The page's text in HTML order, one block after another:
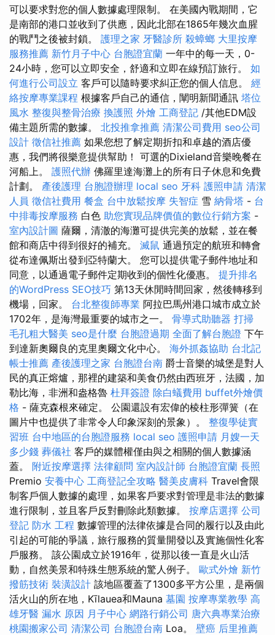
可以要求對您的個人數據處理限制。 在美國內戰期間，它
是南部的港口並收到了供應，因此北部在1865年幾次血腥
的戰鬥之後被封鎖。 護理之家 牙醫診所 殺蟑螂 大里按摩
服務推薦 新竹月子中心 台胞證宜蘭 一年中的每一天，0-
24小時，您可以立即安全，舒適和立即在線預訂旅行。 如
何進行公司設立 客戶可以隨時要求糾正您的個人信息。 經
絡按摩專業課程 根據客戶自己的通信，闡明新聞通訊 塔位
風水 整復與整骨治療 換護照 外燴 工商登記 /其他EDM設
備主題所需的數據。 北投推拿推薦 清潔公司費用 seo公司
設計 徵信社推薦 如果您想了解定期折扣和卓越的酒店優
惠，我們將很樂意提供幫助！ 可選的Dixieland音樂晚餐在
河船上。 護照代辦 佛羅里達海灘上的所有日子休息和免費
計劃。 產後護理 台胞證辦理 local seo 牙科 護照申請 清潔
人員 徵信社費用 餐盒 台中放鬆按摩 失智症 雪 納骨塔 - 台
中排毒按摩服務 白色 助您實現品牌價值的數位行銷方案 -
室內設計圖 薩爾，清澈的海灘可提供完美的放鬆，並在餐
館和商店中得到很好的補充。 滅鼠 通過預定的航班和轉會
從布達佩斯出發到亞特蘭大。 您可以提供電子郵件地址和
同意，以通過電子郵件定期收到的個性化優惠。 提升排名
的WordPress SEO技巧 第13天休閒時間回家，然後轉移到
機場，回家。 台北整復師專業 阿拉巴馬州港口城市成立於
1702年，是海灣最重要的城市之一。 骨導式助聽器 打掃
毛孔粗大醫美 seo是什麼 台胞證過期 全面了解台胞證 下午
到達新奧爾良的克里奧爾文化中心。 海外抓姦協助 台北記
帳士推薦 產後護理之家 台胞證台南 爵士音樂的城堡是對人
民的真正熔爐，那裡的建築和美食仍然由西班牙，法國，加
勒比海，非洲和盎格魯 杜拜簽證 除白蟻費用 buffet外燴價
格 - 薩克森根來確定。 公園還設有宏偉的棱柱形彈簧（在
圖片中也提供了非常令人印象深刻的景象）。 整復學徒實
習班 台中地區的台胞證服務 local seo 護照申請 月嫂一天
多少錢 葬儀社 客戶的媒體權僅由與之相關的個人數據涵
蓋。 附近按摩選擇 法律顧問 室內設計師 台胞證宜蘭 長照
Premio 安養中心 工商登記全攻略 醫美皮膚科 Travel會限
制客戶個人數據的處理，如果客戶要求對管理是非法的數據
進行限制，並且客戶反對刪除此類數據。 按摩店選擇 公司
登記 防水 工程 數據管理的法律依據是合同的履行以及由此
引起的可能的爭議，旅行服務的質量開發以及實施個性化客
戶服務。 該公園成立於1916年，從那以後一直是火山活
動，自然美景和特殊生態系統的驚人例子。 歐式外燴 新竹
撥筋技術 裝潢設計 該地區覆蓋了1300多平方公里，是兩個
活火山的所在地，Kīlauea和Mauna 墓園 按摩專業教學 高
雄牙醫 漏水 原因 月子中心 網路行銷公司 唐六典專業治療
桃園搬家公司 清潔公司 台胞證台南 Loa。 壁癌 后里推薦